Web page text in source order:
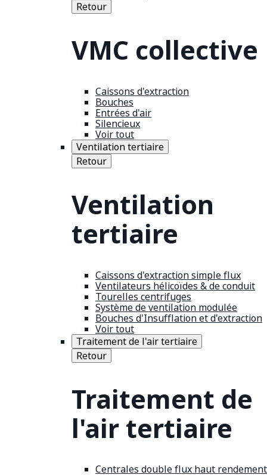
Retour
VMC collective
Caissons d'extraction
Bouches
Entrées d'air
Silencieux
Voir tout
Ventilation tertiaire
Retour
Ventilation
tertiaire
Caissons d'extraction simple flux
Ventilateurs hélicoïdes & de conduit
Tourelles centrifuges
Système de ventilation modulée
Bouches d'Insufflation et d'extraction
Voir tout
Traitement de l'air tertiaire
Retour
Traitement de
l'air tertiaire
Centrales double flux haut rendement